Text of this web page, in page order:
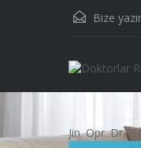
Bize
Jin. Opr. Dr.